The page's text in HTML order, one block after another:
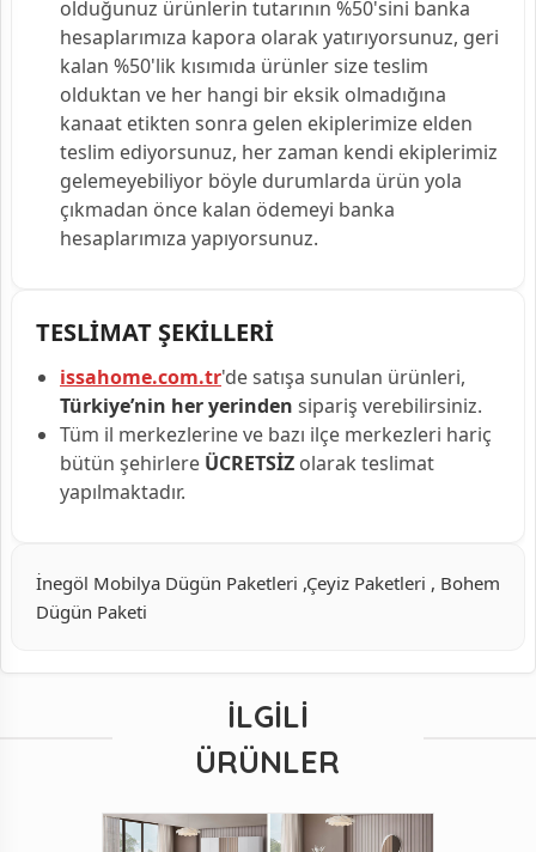
olduğunuz ürünlerin tutarının %50'sini banka
hesaplarımıza kapora olarak yatırıyorsunuz, geri
kalan %50'lik kısımıda ürünler size teslim
olduktan ve her hangi bir eksik olmadığına
kanaat etikten sonra gelen ekiplerimize elden
teslim ediyorsunuz, her zaman kendi ekiplerimiz
gelemeyebiliyor böyle durumlarda ürün yola
çıkmadan önce kalan ödemeyi banka
hesaplarımıza yapıyorsunuz.
TESLİMAT ŞEKİLLERİ
issahome.com.tr'de satışa sunulan ürünleri,
Türkiye’nin her yerinden sipariş verebilirsiniz.
Tüm il merkezlerine ve bazı ilçe merkezleri hariç
bütün şehirlere ÜCRETSİZ olarak teslimat
yapılmaktadır.
İnegöl Mobilya Dügün Paketleri ,Çeyiz Paketleri , Bohem
Dügün Paketi
İLGILI
ÜRÜNLER